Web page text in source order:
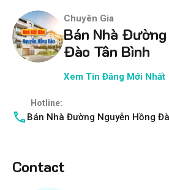
Chuyên Gia
Bán Nhà
Đào Tân Bình
Xem Tin Đăng Mới Nhất
Hotline:
Bán Nhà Đường Nguyễn Hồng
Contact